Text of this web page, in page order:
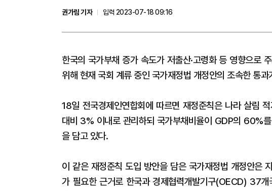
권가림 기자
입력 2023-07-18 09:16
한국의 국가부채 증가 속도가 저출산·고령화 등 영향으로
위해 현재 국회 계류 중인 국가재정법 개정안의 조속한 통과
18일 전국경제인연합회에 따르면 재정준칙은 나라 살림
대비 3% 이내로 관리하되 국가부채비율이 GDP의 60%
을 담고 있다.
이 같은 재정준칙 도입 방안을 담은 국가재정법 개정안은
가 필요한 근거로 한국과 경제협력개발기구(OECD) 37